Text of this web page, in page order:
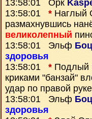
13:58:01 Орк
13:58:01 * Наглый
размахнувшись
великолепный
13:58:01 Эльф
здоровья
13:58:01 * Подлый
криками "банзай"
удар по правой
13:58:01 Эльф
здоровья